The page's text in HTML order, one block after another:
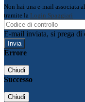
Non hai una e-mail associata
tramite la Login Spaggiari
E-mail inviata, si prega di
Errore
Chiudi
Successo
Chiudi